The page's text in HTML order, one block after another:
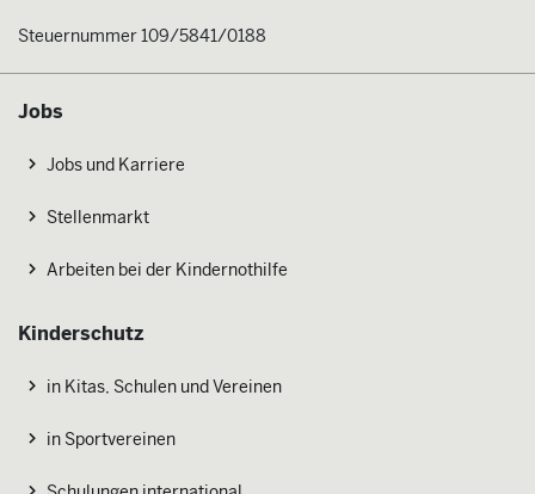
Steuernummer 109/5841/0188
Jobs
Jobs und Karriere
Stellenmarkt
Arbeiten bei der Kindernothilfe
Kinderschutz
in Kitas, Schulen und Vereinen
in Sportvereinen